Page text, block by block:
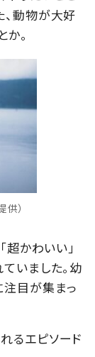
、動物が大好
。
）
超かわいい」
いました。幼
目が集まっ
るエピソード